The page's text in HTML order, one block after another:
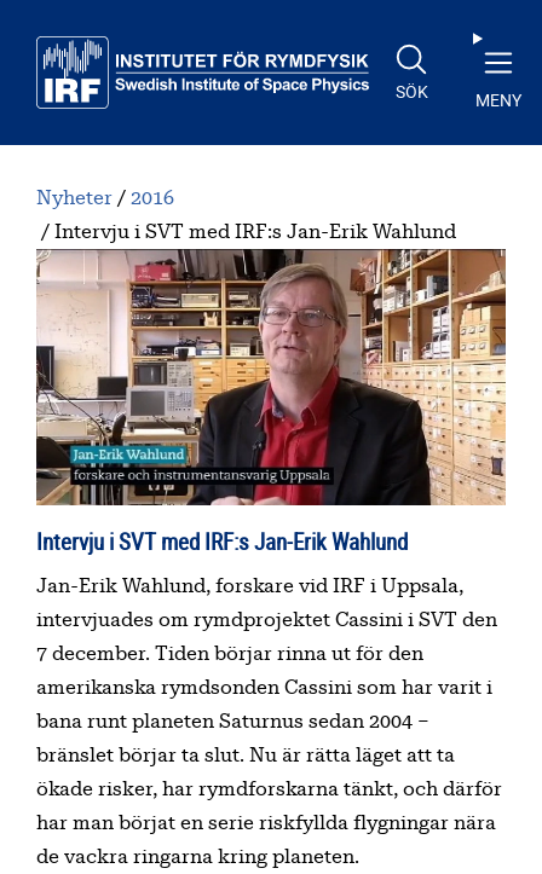
SÖK MENY
Nyheter
2016
Intervju i SVT med IRF:s Jan-Erik Wahlund
Intervju i SVT med IRF:s Jan-Erik Wahlund
Jan-Erik Wahlund, forskare vid IRF i Uppsala,
intervjuades om rymdprojektet Cassini i SVT den
7 december. Tiden börjar rinna ut för den
amerikanska rymdsonden Cassini som har varit i
bana runt planeten Saturnus sedan 2004 –
bränslet börjar ta slut. Nu är rätta läget att ta
ökade risker, har rymdforskarna tänkt, och därför
har man börjat en serie riskfyllda flygningar nära
de vackra ringarna kring planeten.